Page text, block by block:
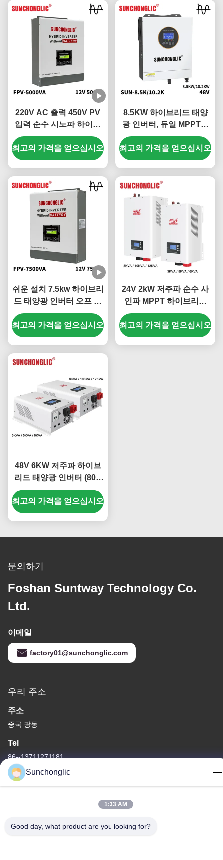
220V AC 출력 450V PV
입력 순수 시노파 하이브
리드 태양광 인버터
최고의 가격을 얻으십시오
8.5KW 하이브리드 태양
광 인버터, 듀얼 MPPT와
순수 시노파 출력
최고의 가격을 얻으십시오
쉬운 설치 7.5kw 하이브리
드 태양광 인버터 오프 그
리드 MPPT 450V PV
최고의 가격을 얻으십시오
24V 2kW 저주파 순수 사
인파 MPPT 하이브리드
태양광 인버터 (독립형 전
원 시스템용)
최고의 가격을 얻으십시오
48V 6KW 저주파 하이브
리드 태양광 인버터 (80A
MPPT 및 스마트 에너지
관리)
최고의 가격을 얻으십시오
문의하기
Foshan Suntway Technology Co.
Ltd.
이메일
factory01@sunchonglic.com
우리 주소
주소
중국 광동
Tel
86--13711271181
중국 좋은 품질 수정된 정현파 인버터 공급업체. 저작권 © -2026
Sunchonglic
1:33 AM
Good day, what product are you looking for?